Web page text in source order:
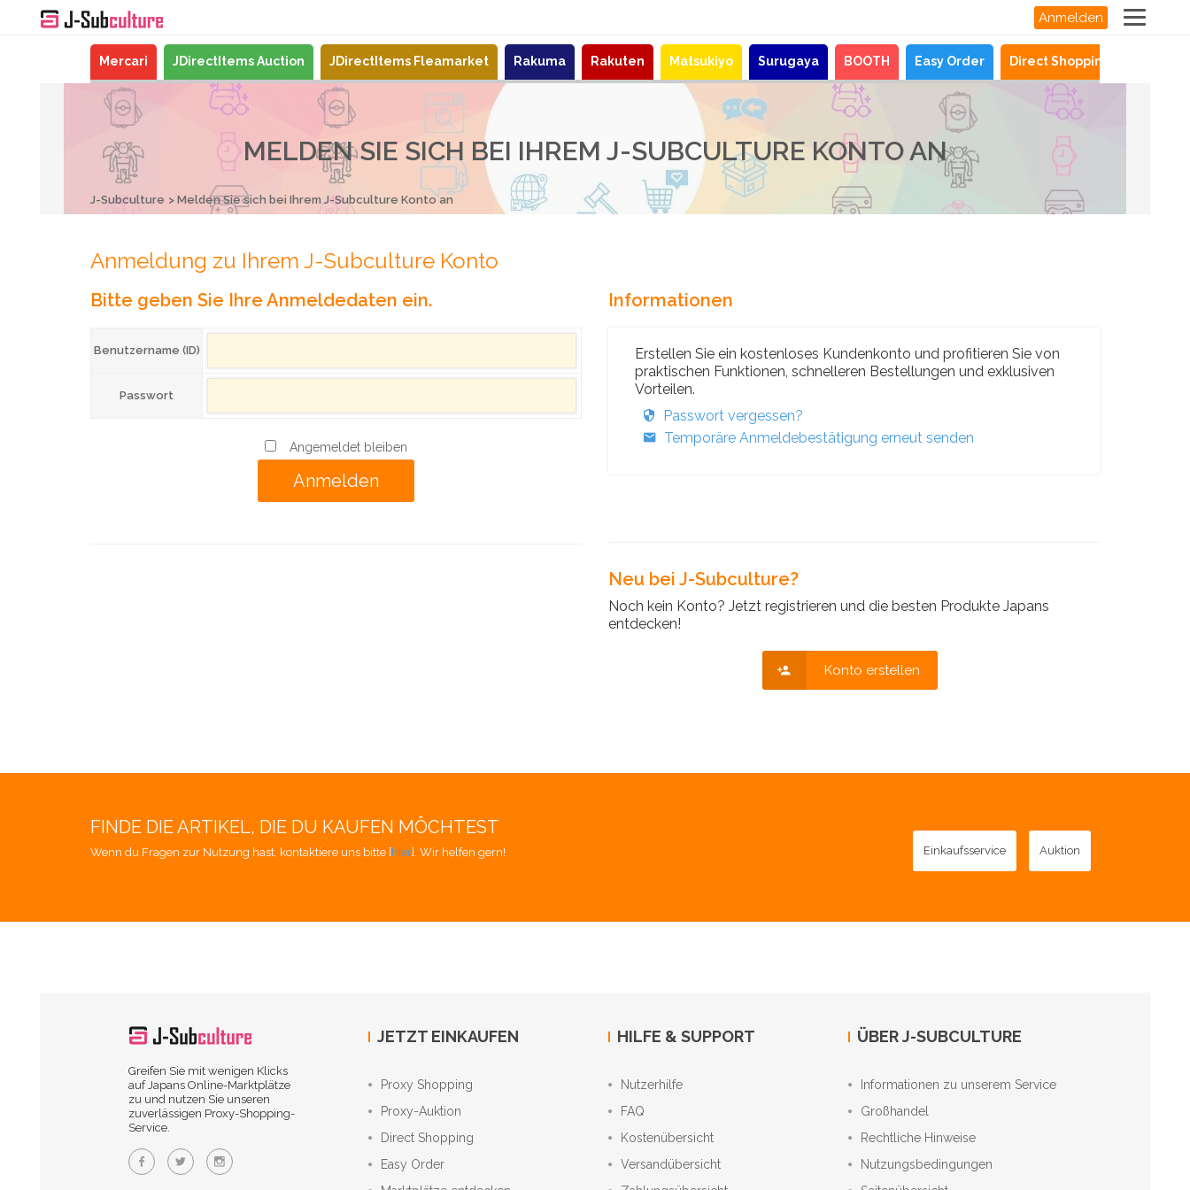
Anmelden
Mercari JDirectItems Auction JDirectItems Fleamarket Rakuma Rakuten Matsukiyo Surugaya BOOTH Easy Order Direct Shopping
MELDEN SIE SICH BEI IHREM J-SUBCULTURE KONTO AN
J-Subculture Melden Sie sich bei Ihrem J-Subculture Konto an
Anmeldung zu Ihrem J-Subculture Konto
Bitte geben Sie Ihre Anmeldedaten ein.
Benutzername (ID)
Passwort
Angemeldet bleiben
Informationen
Erstellen Sie ein kostenloses Kundenkonto und profitieren Sie von
praktischen Funktionen, schnelleren Bestellungen und exklusiven
Vorteilen.
Passwort vergessen?
Temporäre Anmeldebestätigung erneut senden
Neu bei J-Subculture?
Noch kein Konto? Jetzt registrieren und die besten Produkte Japans
entdecken!
Konto erstellen
FINDE DIE ARTIKEL, DIE DU KAUFEN MÖCHTEST
Wenn du Fragen zur Nutzung hast, kontaktiere uns bitte [hier]. Wir helfen gern! Einkaufsservice Auktion
Greifen Sie mit wenigen Klicks
auf Japans Online-Marktplätze
zu und nutzen Sie unseren
zuverlässigen Proxy-Shopping-
Service.
JETZT EINKAUFEN
Proxy Shopping
Proxy-Auktion
Direct Shopping
Easy Order
HILFE & SUPPORT
Nutzerhilfe
FAQ
Kostenübersicht
Versandübersicht
ÜBER J-SUBCULTURE
Informationen zu unserem Service
Großhandel
Rechtliche Hinweise
Nutzungsbedingungen